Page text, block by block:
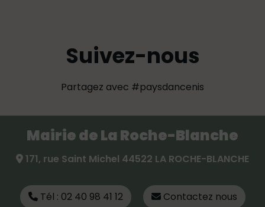
Suivez-nous
Partagez avec #paysdancenis
Mairie de La Roche-Blanche
171, rue Saint Michel 44522 LA ROCHE-BLANCHE
Tél : 02 40 98 41 12 Contactez nous